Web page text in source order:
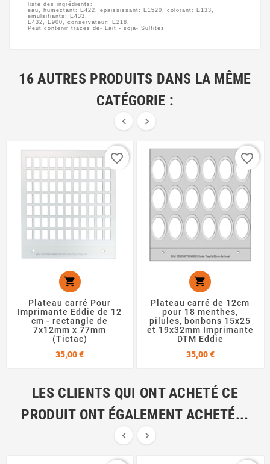
liste des ingrédients:
eau, humectant: E422, epaississant: E1520, colorant: E133,
emulsifiants: E433,
E432, E900, conservateur: E218.
Peut contenir traces de- Lait - soja- Sulfites
16 AUTRES PRODUITS DANS LA MÊME
CATÉGORIE :
 

Plateau carré Pour
Imprimante Eddie de 12
cm - rectangle de
7x12mm x 77mm
(Tictac)
35,00 €Prix
favorite_border

Plateau carré de 12cm
pour 18 menthes,
pilules, bonbons 15x25
et 19x32mm Imprimante
DTM Eddie
35,00 €Prix
favorite_border
LES CLIENTS QUI ONT ACHETÉ CE
PRODUIT ONT ÉGALEMENT ACHETÉ...
 